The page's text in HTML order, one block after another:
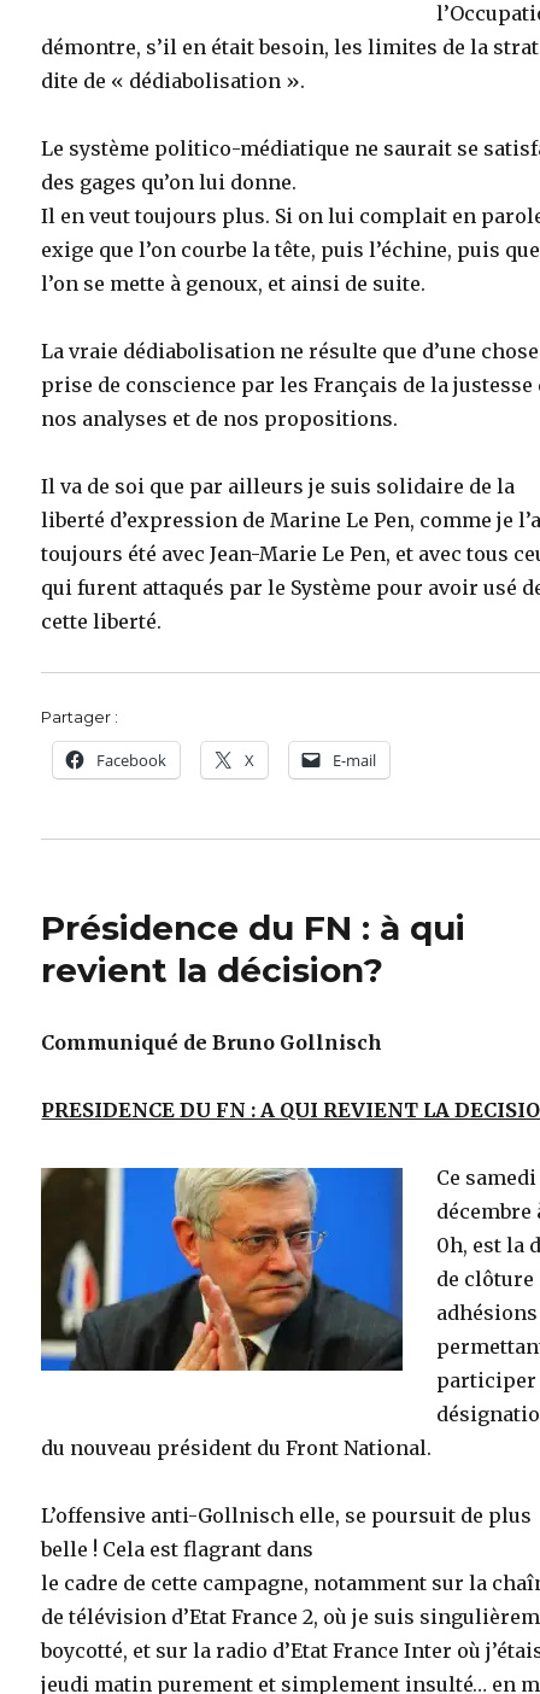
démontre, s’il en était besoin, les limites de la
dite de « dédiabolisation ».
Le système politico-médiatique ne saurait se
des gages qu’on lui donne.
Il en veut toujours plus. Si on lui complait en
exige que l’on courbe la tête, puis l’échine, puis que
l’on se mette à genoux, et ainsi de suite.
La vraie dédiabolisation ne résulte que d’une
prise de conscience par les Français de la justesse
nos analyses et de nos propositions.
Il va de soi que par ailleurs je suis solidaire de la
liberté d’expression de Marine Le Pen, comme je
toujours été avec Jean-Marie Le Pen, et avec tous
qui furent attaqués par le Système pour avoir usé
cette liberté.
Partager :
Facebook X E-mail
Présidence du FN : à qui
revient la décision?
Communiqué de Bruno Gollnisch
PRESIDENCE DU FN : A QUI REVIENT LA
Ce samedi
décembre
0h, est la
de clôture
adhésions
participer
du nouveau président du Front National.
L’offensive anti-Gollnisch elle, se poursuit de plus
belle ! Cela est flagrant dans
le cadre de cette campagne, notamment sur la
de télévision d’Etat France 2, où je suis
boycotté, et sur la radio d’Etat France Inter où
jeudi matin purement et simplement insulté… en